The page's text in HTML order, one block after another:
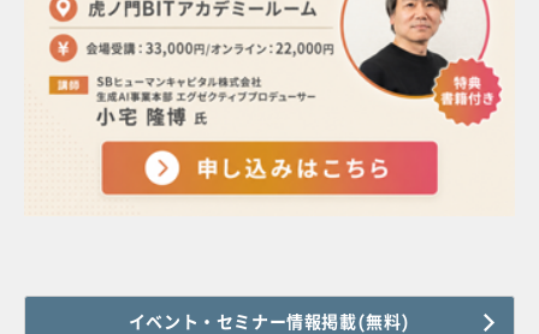
イベント・セミナー情報掲載(無料)